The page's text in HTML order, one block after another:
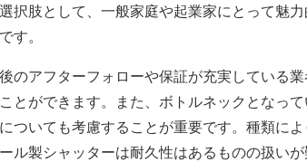
択肢として、一般家庭や起業家にとって魅
す。
のアフターフォローや保証が充実している
とができます。また、ボトルネックとなっ
ついても考慮することが重要です。種類に
ル製シャッターは耐久性はあるものの扱い